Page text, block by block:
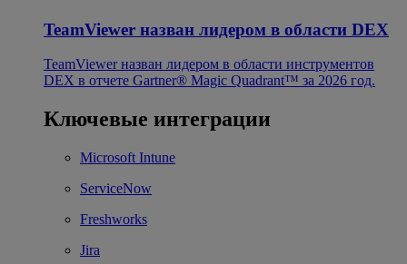
TeamViewer назван лидером в области DEX
TeamViewer назван лидером в области инструментов
DEX в отчете Gartner® Magic Quadrant™ за 2026 год.
Ключевые интеграции
Microsoft Intune
ServiceNow
Freshworks
Jira